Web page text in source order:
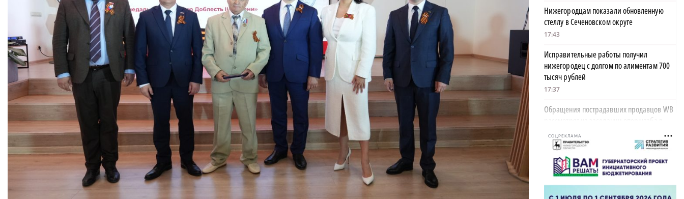
Нижегородцам показали обновленную
стеллу в Сеченовском округе
17:43
Исправительные работы получил
нижегородец с долгом по алиментам 700
тысяч рублей
17:37
Обращения пострадавших продавцов WB
рассмотрят на заседании оперштаба в
августе
17:21
Нижегородская область вошла в число
лидеров научно-популярного туризма
17:10
СОЦРЕКЛАМА